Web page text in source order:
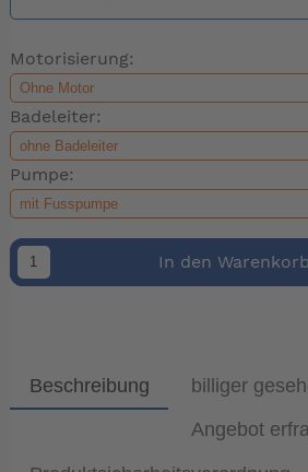
Motorisierung:
Badeleiter:
Pumpe:
In den Warenkorb
Beschreibung billiger
Angebot